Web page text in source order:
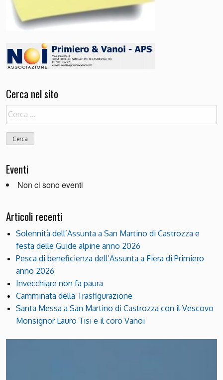
Cerca nel sito
Ricerca
per:
Eventi
Non ci sono eventi
Articoli recenti
Solennità dell’Assunta a San Martino di Castrozza e
festa delle Guide alpine anno 2026
Pesca di beneficienza dell’Assunta a Fiera di Primiero
anno 2026
Invecchiare non fa paura
Camminata della Trasfigurazione
Santa Messa a San Martino di Castrozza con il Vescovo
Monsignor Lauro Tisi e il coro Vanoi